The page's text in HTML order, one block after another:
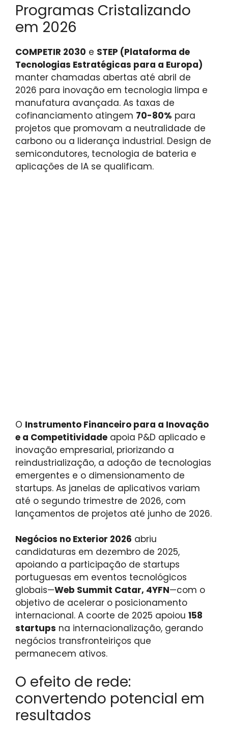
Programas Cristalizando
em 2026
COMPETIR 2030 e STEP (Plataforma de
Tecnologias Estratégicas para a Europa)
manter chamadas abertas até abril de
2026 para inovação em tecnologia limpa e
manufatura avançada. As taxas de
cofinanciamento atingem 70-80% para
projetos que promovam a neutralidade de
carbono ou a liderança industrial. Design de
semicondutores, tecnologia de bateria e
aplicações de IA se qualificam.
O Instrumento Financeiro para a Inovação
e a Competitividade apoia P&D aplicado e
inovação empresarial, priorizando a
reindustrialização, a adoção de tecnologias
emergentes e o dimensionamento de
startups. As janelas de aplicativos variam
até o segundo trimestre de 2026, com
lançamentos de projetos até junho de 2026.
Negócios no Exterior 2026 abriu
candidaturas em dezembro de 2025,
apoiando a participação de startups
portuguesas em eventos tecnológicos
globais—Web Summit Catar, 4YFN—com o
objetivo de acelerar o posicionamento
internacional. A coorte de 2025 apoiou 158
startups na internacionalização, gerando
negócios transfronteiriços que
permanecem ativos.
O efeito de rede:
convertendo potencial em
resultados